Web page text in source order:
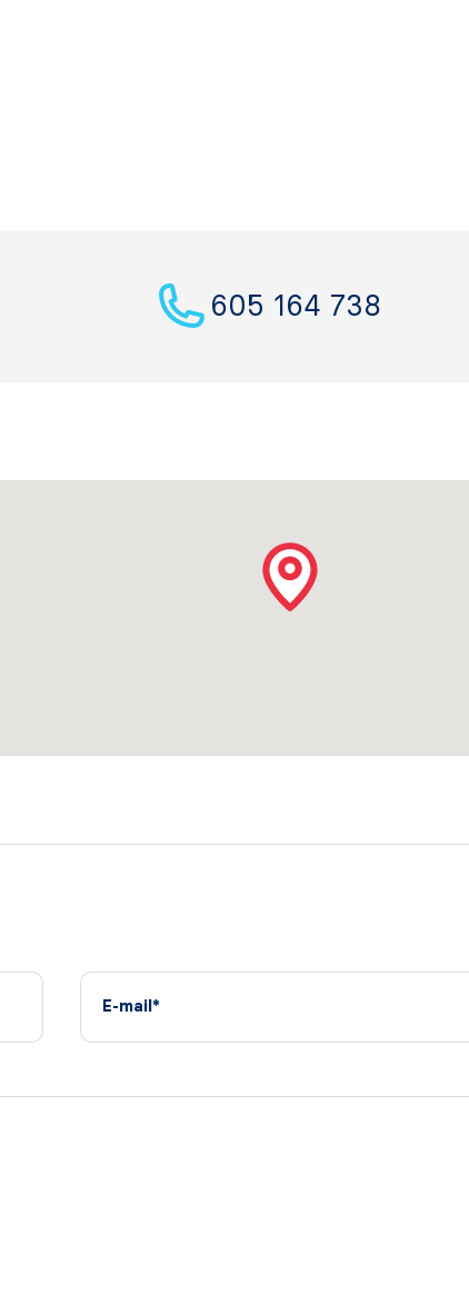
605 164 738
E-mail*